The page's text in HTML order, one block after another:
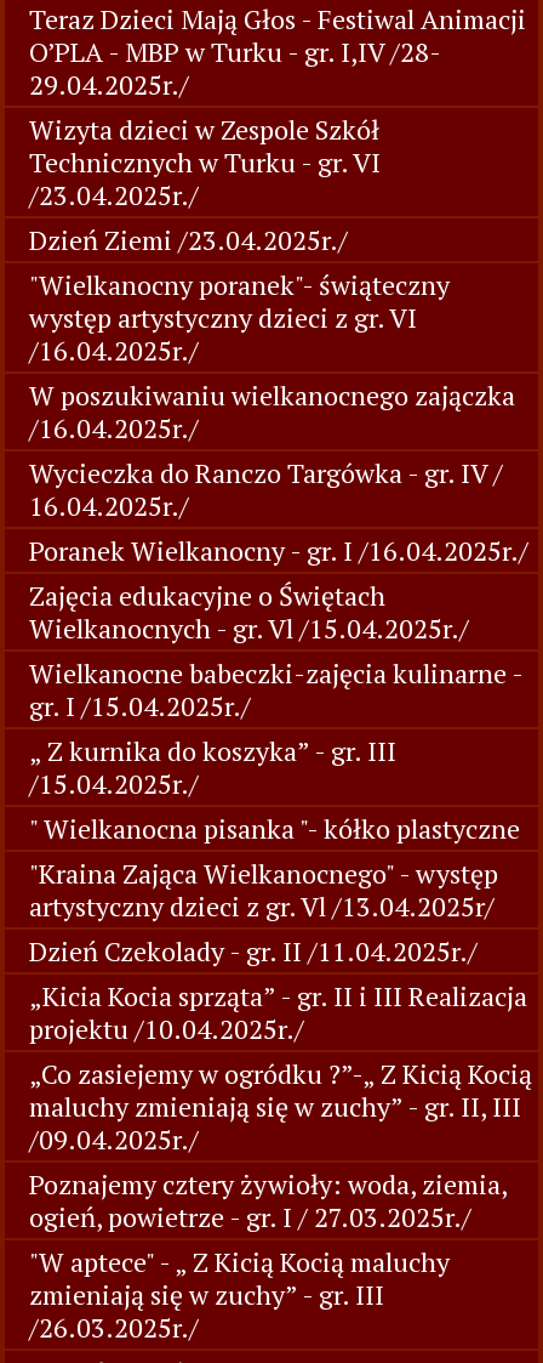
Teraz Dzieci Mają Głos - Festiwal Animacji
O’PLA - MBP w Turku - gr. I,IV /28-
29.04.2025r./
Wizyta dzieci w Zespole Szkół
Technicznych w Turku - gr. VI
/23.04.2025r./
Dzień Ziemi /23.04.2025r./
"Wielkanocny poranek"- świąteczny
występ artystyczny dzieci z gr. VI
/16.04.2025r./
W poszukiwaniu wielkanocnego zajączka
/16.04.2025r./
Wycieczka do Ranczo Targówka - gr. IV /
16.04.2025r./
Poranek Wielkanocny - gr. I /16.04.2025r./
Zajęcia edukacyjne o Świętach
Wielkanocnych - gr. Vl /15.04.2025r./
Wielkanocne babeczki-zajęcia kulinarne -
gr. I /15.04.2025r./
„ Z kurnika do koszyka” - gr. III
/15.04.2025r./
" Wielkanocna pisanka "- kółko plastyczne
"Kraina Zająca Wielkanocnego" - występ
artystyczny dzieci z gr. Vl /13.04.2025r/
Dzień Czekolady - gr. II /11.04.2025r./
„Kicia Kocia sprząta” - gr. II i III Realizacja
projektu /10.04.2025r./
„Co zasiejemy w ogródku ?”-„ Z Kicią Kocią
maluchy zmieniają się w zuchy” - gr. II, III
/09.04.2025r./
Poznajemy cztery żywioły: woda, ziemia,
ogień, powietrze - gr. I / 27.03.2025r./
"W aptece" - „ Z Kicią Kocią maluchy
zmieniają się w zuchy” - gr. III
/26.03.2025r./